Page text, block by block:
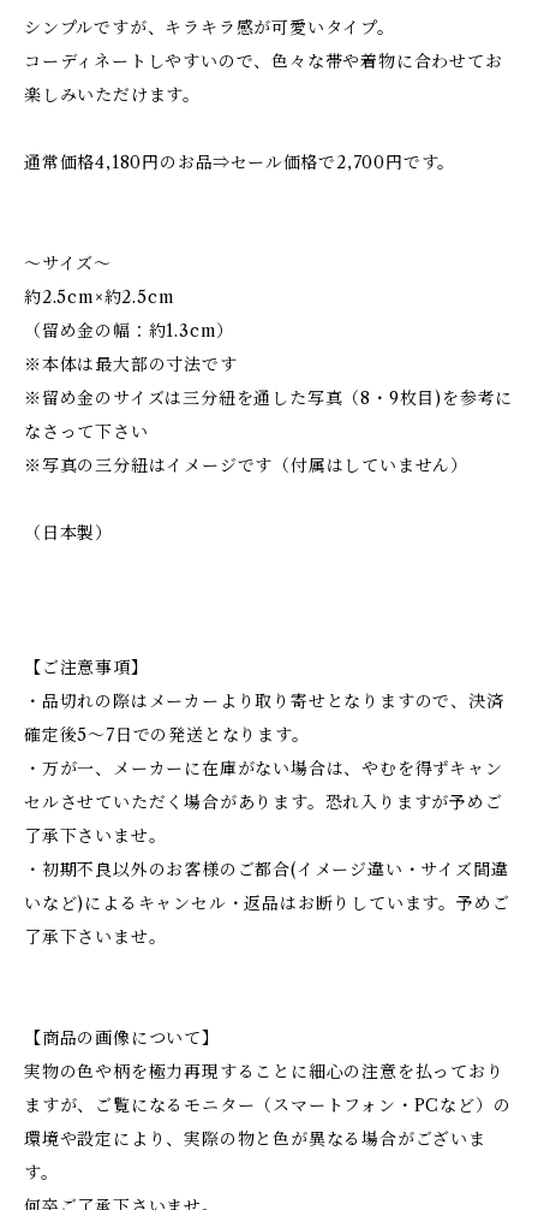
シンプルですが、キラキラ感が可愛いタイプ。
コーディネートしやすいので、色々な帯や着物に合わせてお
楽しみいただけます。
通常価格4,180円のお品⇒セール価格で2,700円です。
～サイズ～
約2.5cm×約2.5cm
（留め金の幅：約1.3cm）
※本体は最大部の寸法です
※留め金のサイズは三分紐を通した写真（8・9枚目)を参考に
なさって下さい
※写真の三分紐はイメージです（付属はしていません）
（日本製）
【ご注意事項】
・品切れの際はメーカーより取り寄せとなりますので、決済
確定後5～7日での発送となります。
・万が一、メーカーに在庫がない場合は、やむを得ずキャン
セルさせていただく場合があります。恐れ入りますが予めご
了承下さいませ。
・初期不良以外のお客様のご都合(イメージ違い・サイズ間違
いなど)によるキャンセル・返品はお断りしています。予めご
了承下さいませ。
【商品の画像について】
実物の色や柄を極力再現することに細心の注意を払っており
ますが、ご覧になるモニター（スマートフォン・PCなど）の
環境や設定により、実際の物と色が異なる場合がございま
す。